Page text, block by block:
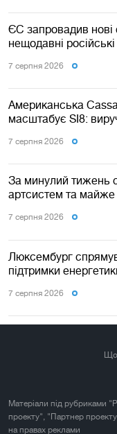
ЄС запровадив нові
нещодавні
7 серпня 2026
Американська
масштабує SI8:
7 серпня 2026
За минулий тижень
артсистем та
7 серпня 2026
Люксембург
підтримки
7 серпня 2026
Матеріали під рубриками
проекту", "Партнер
на правах реклами